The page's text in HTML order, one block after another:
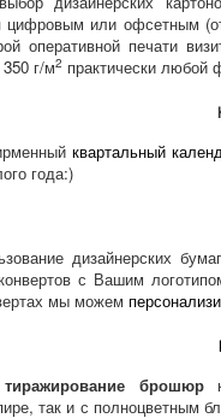
цифровым или офсетным
оперативной печати
г/м2 практически любой
квартальный
года:)
дизайнерских
с Вашим
мы можем
брошюр
так и с полноцветным